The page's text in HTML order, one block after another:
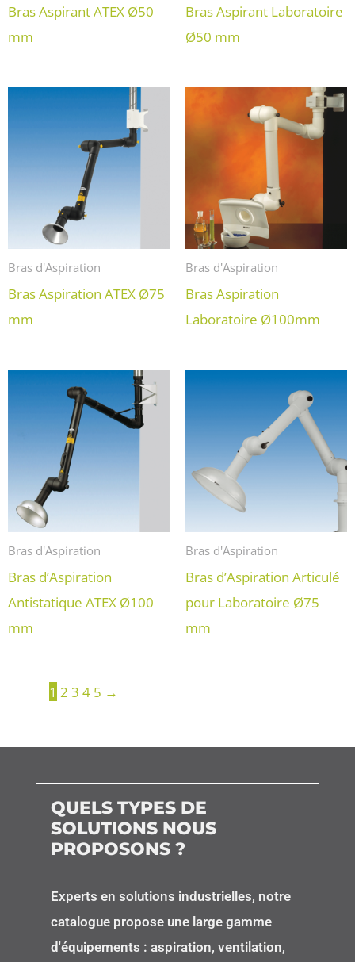
Bras Aspirant ATEX Ø50
mm
Bras Aspirant Laboratoire
Ø50 mm
Bras d'Aspiration
Bras Aspiration ATEX Ø75
mm
Bras d'Aspiration
Bras Aspiration
Laboratoire Ø100mm
Bras d'Aspiration
Bras d’Aspiration
Antistatique ATEX Ø100
mm
Bras d'Aspiration
Bras d’Aspiration Articulé
pour Laboratoire Ø75
mm
1 2 3 4 5 →
QUELS TYPES DE
SOLUTIONS NOUS
PROPOSONS ?
Experts en solutions industrielles, notre
catalogue propose une large gamme
d'équipements : aspiration, ventilation,